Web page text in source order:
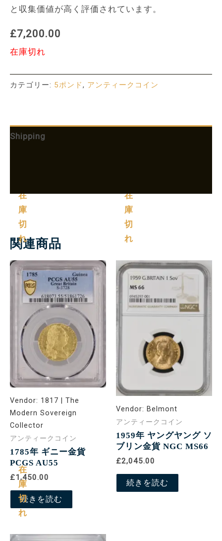
と収集価値が高く評価されています。
£7,200.00
在庫切れ
カテゴリー: 5ポンド, アンティークコイン
Shipping
関連商品
在
庫
切
れ
Vendor: 1817 | The
Modern Sovereign
Collector
アンティークコイン
1785年 ギニー金貨
PCGS AU55
£1,450.00
続きを読む
在
庫
切
れ
Vendor: Belmont
アンティークコイン
1959年 ヤングヤング ソ
ブリン金貨 NGC MS66
£2,045.00
続きを読む
在
庫
切
れ